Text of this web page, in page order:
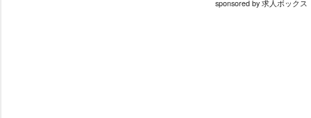
sponsored by 求人ボックス